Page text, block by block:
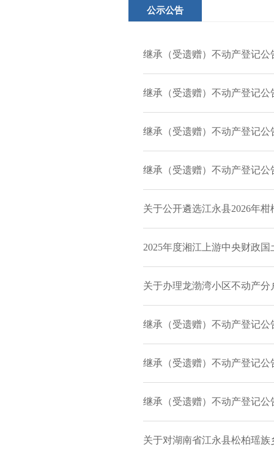
公示公告
继承（受遗赠）不动产登记公
继承（受遗赠）不动产登记公
继承（受遗赠）不动产登记公
继承（受遗赠）不动产登记公
关于公开遴选江永县2026年
2025年度湘江上游中央财政
关于办理龙渤湾小区不动产
继承（受遗赠）不动产登记公
继承（受遗赠）不动产登记公
继承（受遗赠）不动产登记公
关于对湖南省江永县松柏瑶